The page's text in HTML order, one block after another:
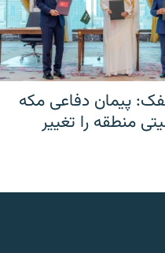
پیمان دفاعی مکه
منطقه را تغییر